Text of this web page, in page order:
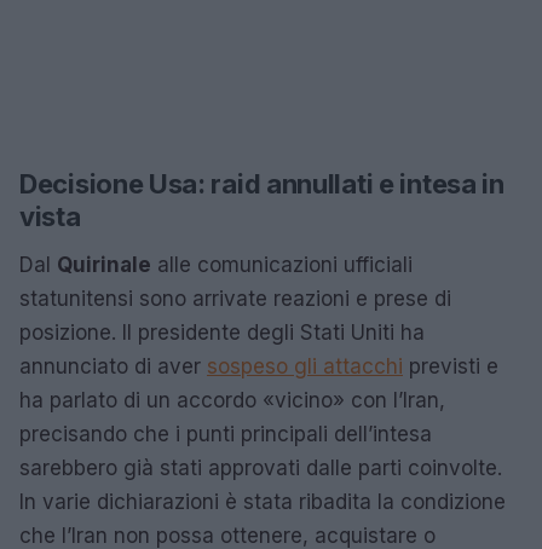
Decisione Usa: raid annullati e intesa in
vista
Dal Quirinale alle comunicazioni ufficiali
statunitensi sono arrivate reazioni e prese di
posizione. Il presidente degli Stati Uniti ha
annunciato di aver sospeso gli attacchi previsti e
ha parlato di un accordo «vicino» con l’Iran,
precisando che i punti principali dell’intesa
sarebbero già stati approvati dalle parti coinvolte.
In varie dichiarazioni è stata ribadita la condizione
che l’Iran non possa ottenere, acquistare o